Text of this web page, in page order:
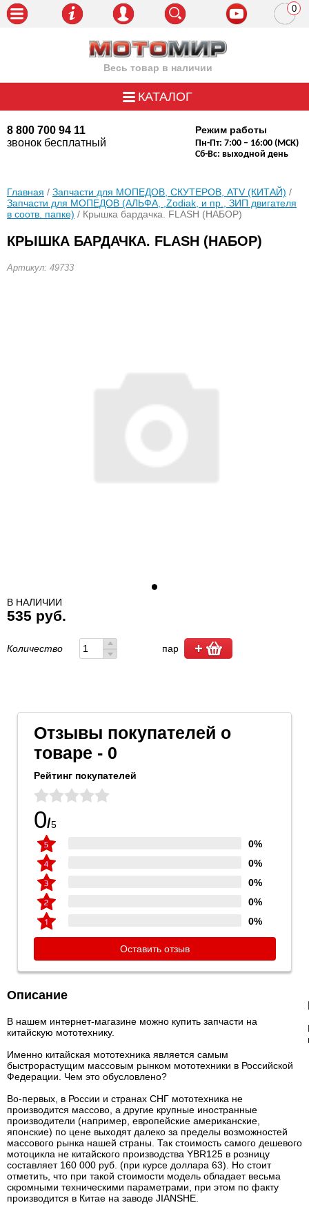
Весь товар в наличии
8 800 700 94 11
звонок бесплатный
Режим работы
Пн-Пт: 7:00 – 16:00 (МСК)
Сб-Вс: выходной день
0
КАТАЛОГ
Главная / Запчасти для МОПЕДОВ, СКУТЕРОВ, ATV (КИТАЙ) /
Запчасти для МОПЕДОВ (АЛЬФА, ,Zodiak, и пр., ЗИП двигателя
в соотв. папке) / Крышка бардачка. FLASH (НАБОР)
КРЫШКА БАРДАЧКА. FLASH (НАБОР)
Артикул: 49733
В НАЛИЧИИ
535 руб.
Количество пар
Отзывы покупателей о
товаре - 0
Рейтинг покупателей
0/5
0%
0%
0%
0%
0%
Оставить отзыв
Описание
В нашем интернет-магазине можно купить запчасти на
китайскую мототехнику.
Именно китайская мототехника является самым
быстрорастущим массовым рынком мототехники в Российской
Федерации. Чем это обусловлено?
Во-первых, в России и странах СНГ мототехника не
производится массово, а другие крупные иностранные
производители (например, европейские американские,
японские) по цене выходят далеко за пределы возможностей
массового рынка нашей страны. Так стоимость самого дешевого
мотоцикла не китайского производства YBR125 в розницу
составляет 160 000 руб. (при курсе доллара 63). Но стоит
отметить, что при такой стоимости модель обладает весьма
скромными техническими параметрами, при этом по факту
производится в Китае на заводе JIANSHE.